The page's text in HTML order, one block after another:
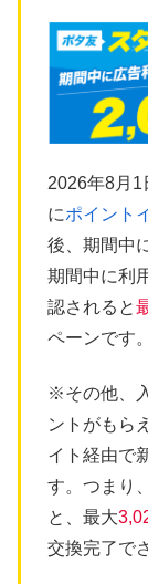
2026年8月1
にポイント
後、期間中
期間中に利
認されると
ペーンです。
※その他、
ントがもら
イト経由で
す。つまり
と、最大
交換完了で